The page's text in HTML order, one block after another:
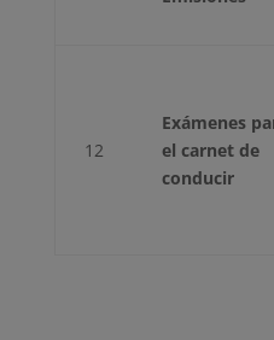
12
Exámenes
el carnet de
conducir